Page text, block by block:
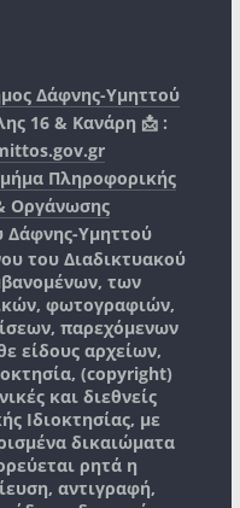
Δάφνης-Υμηττού
16 & Κανάρη 📩 :
Πληροφορικής
Οργάνωσης
Δάφνης-Υμηττού
του Διαδικτυακού
των
φωτογραφιών,
παρεχόμενων
είδους αρχείων,
(copyright)
και διεθνείς
Ιδιοκτησίας, με
δικαιώματα
ρητά η
αντιγραφή,